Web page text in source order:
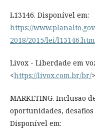
L13146. Disponível em:
https://
2018/2015/lei/l13146.htm
Livox - Liberdade em
<https://livox.com.br/br/
MARKETING. Inclusão
oportunidades,
Disponível em: